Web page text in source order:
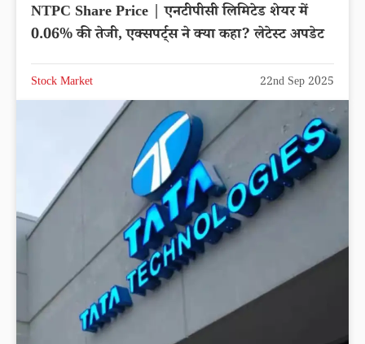
NTPC Share Price | एनटीपीसी लिमिटेड शेयर में
0.06% की तेजी, एक्सपर्ट्स ने क्या कहा? लेटेस्ट अपडेट
Stock Market 22nd Sep 2025